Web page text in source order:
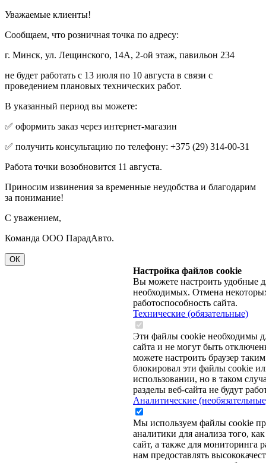
Уважаемые клиенты!
Сообщаем, что розничная точка по адресу:
г. Минск, ул. Лещинского, 14А, 2-ой этаж, павильон 234
не будет работать с 13 июля по 10 августа в связи с
проведением плановых технических работ.
В указанный период вы можете:
✅ оформить заказ через интернет-магазин
✅ получить консультацию по телефону: +375 (29) 314-00-31
Работа точки возобновится 11 августа.
Приносим извинения за временные неудобства и благодарим
за понимание!
С уважением,
Команда ООО ПарадАвто.
ОК
Настройка файлов cookie
Вы можете настроить удобные
необходимых. Отмена
работоспособность сайта.
Технические (обязательные)
Эти файлы cookie необходимы
сайта и не могут быть
можете настроить браузер
блокировал эти файлы cookie
использовании, но в таком
разделы веб-сайта не будут
Аналитические
Мы используем файлы cookie
аналитики для анализа того,
сайт, а также для мониторинга
нам предоставлять